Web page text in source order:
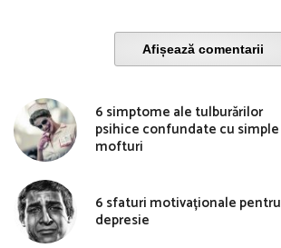
Afișează comentarii
6 simptome ale tulburărilor
psihice confundate cu simple
mofturi
6 sfaturi motivaționale pentru
depresie